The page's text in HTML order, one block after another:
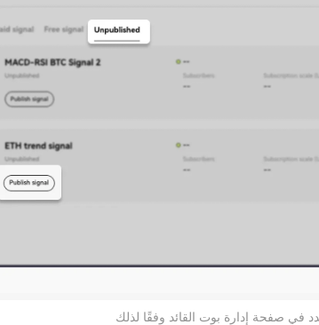
في صفحة إدارة بوت القائد وفقًا لذلك